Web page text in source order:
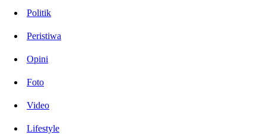
Politik
Peristiwa
Opini
Foto
Video
Lifestyle